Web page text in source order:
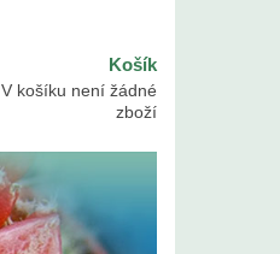
Košík
V košíku není žádné
zboží